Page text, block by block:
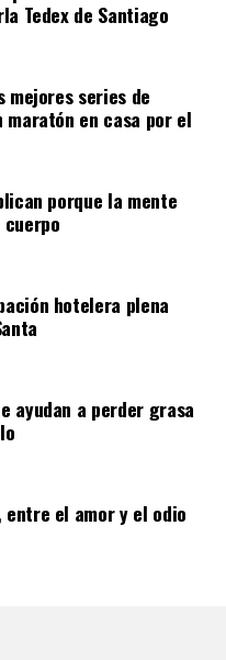
Tedex de Santiago
mejores series de
en casa por el
porque la mente
hotelera plena
ayudan a perder grasa
entre el amor y el odio